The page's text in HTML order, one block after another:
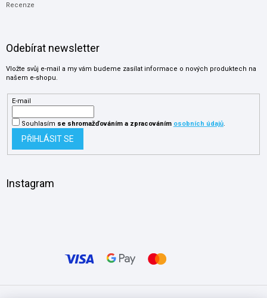
Recenze
Odebírat newsletter
Vložte svůj e-mail a my vám budeme zasílat informace o nových produktech na
našem e-shopu.
E-mail
Souhlasím se shromažďováníma zpracováním osobních údajů.
PŘIHLÁSIT SE
Instagram